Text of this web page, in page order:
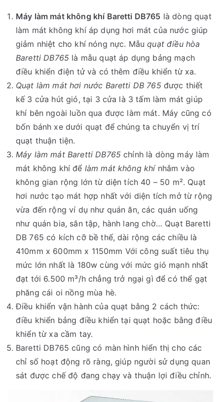
Máy làm mát không khí Baretti DB765 là dòng quạt
làm mát không khí áp dụng hơi mát của nước giúp
giảm nhiệt cho khí nóng nực. Mẫuquạt điều hòa
Baretti DB765 là mẫu quạt áp dụng bảng mạch
điều khiển điện tử và có thêm điều khiển từ xa.
Quạt làm mát hơi nước Baretti DB 765được thiết
kế 3 cửa hút gió, tại 3 cửa là 3 tấm làm mát giúp
khí bên ngoài luồn qua được làm mát. Máy cũng có
bốn bánh xe dưới quạt để chúng ta chuyển vị trí
quạt thuận tiện.
Máy làm mát Baretti DB765 chính là dòng máy làm
mát không khí để làm mát không khínhắm vào
không gian rộng lớn từ diện tích 40 – 50 m². Quạt
hơi nước tạo mát hợp nhất với diện tích mở từ rộng
vừa đến rộng ví dụ như quán ăn, các quán uống
như quán bia, sân tập, hành lang chờ… Quạt Baretti
DB 765 có kích cỡ bề thế, dài rộng các chiều là
410mm x 600mm x 1150mm Với công suất tiêu thụ
mức lớn nhất là 180w cùng với mức gió mạnh nhất
đạt tới 6.500 m³/h chẳng trở ngại gì để có thể gạt
phăng cái oi nồng mùa hè.
Điều khiển vận hành của quạt bằng 2 cách thức:
điều khiển bảng điều khiển tại quạt hoặc bằng điều
khiển từ xa cầm tay.
Baretti DB765 cũng có màn hình hiển thị cho các
chỉ số hoạt động rõ ràng, giúp người sử dụng quan
sát được chế độ đang chạy và thuận lợi điều chỉnh.